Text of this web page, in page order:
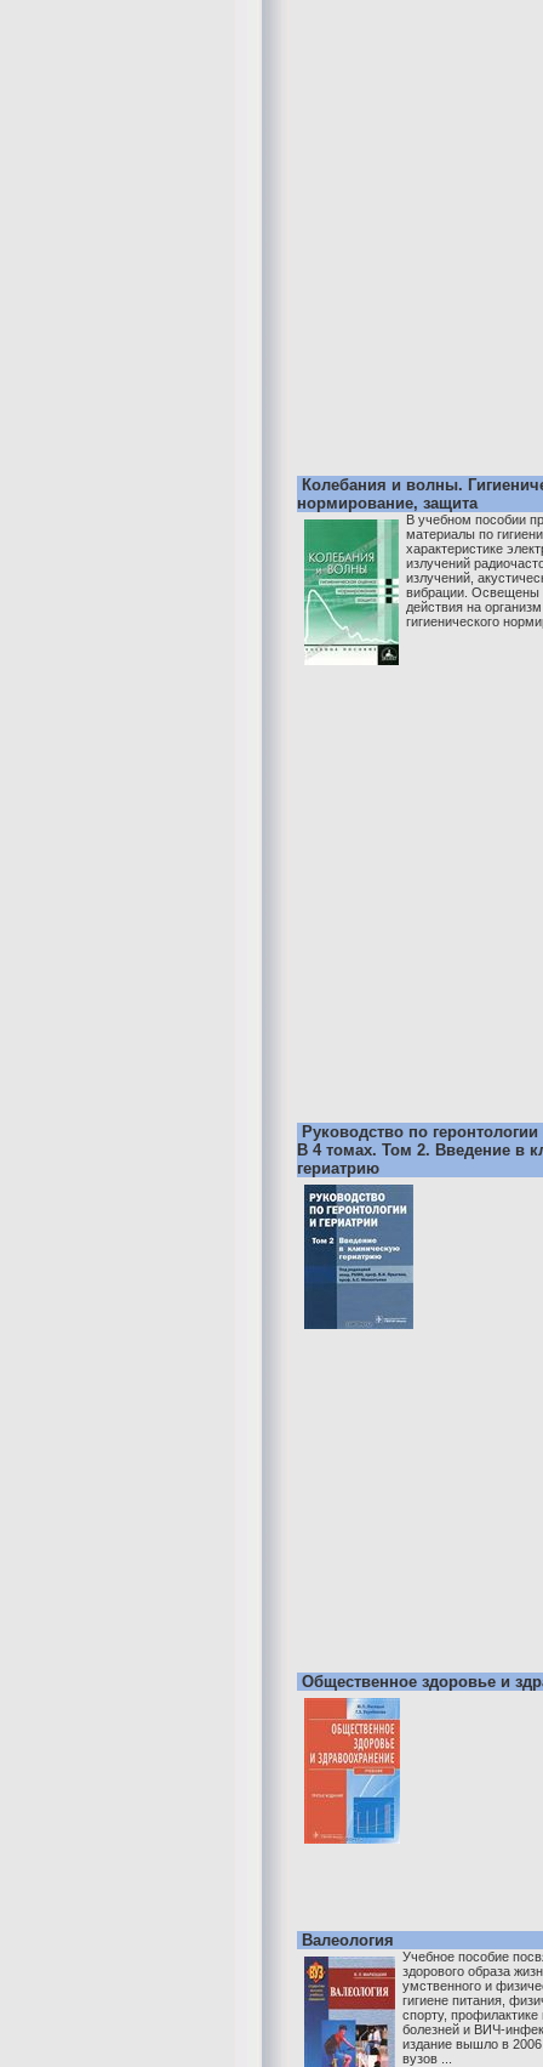
Колебания и волны.
нормирование, защита
В учебном пособии
материалы по
характеристике
излучений
излучений,
вибрации. Освещены
действия на
гигиенического
Руководство по геронтологии
В 4 томах. Том 2. Введение в
гериатрию
Общественное здоровье и
Валеология
Учебное пособие
здорового образа
умственного и
гигиене питания,
спорту, профилактике
болезней и ВИЧ-
издание вышло в 2006
вузов ...